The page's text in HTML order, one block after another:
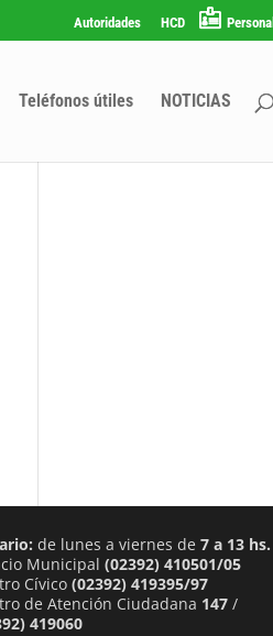
Autoridades HCD Personal
Teléfonos útiles NOTICIAS
de lunes a viernes de 7 a 13 hs.
Municipal (02392) 410501/05
Cívico (02392) 419395/97
de Atención Ciudadana 147/
419060